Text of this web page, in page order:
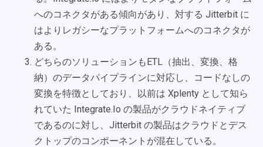
へのコネクタがある傾向があり、対する Jitterbit に
はよりレガシーなプラットフォームへのコネクタが
ある。
どちらのソリューションもETL（抽出、変換、格
納）のデータパイプラインに対応し、コードなしの
変換を特徴としており、以前は Xplenty として知ら
れていた Integrate.Io の製品がクラウドネイティブ
であるのに対し、Jitterbit の製品はクラウドとデス
クトップのコンポーネントが混在している。